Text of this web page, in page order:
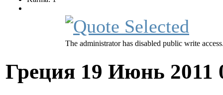
The administrator has disabled public write
Греция 19 Июнь 2011